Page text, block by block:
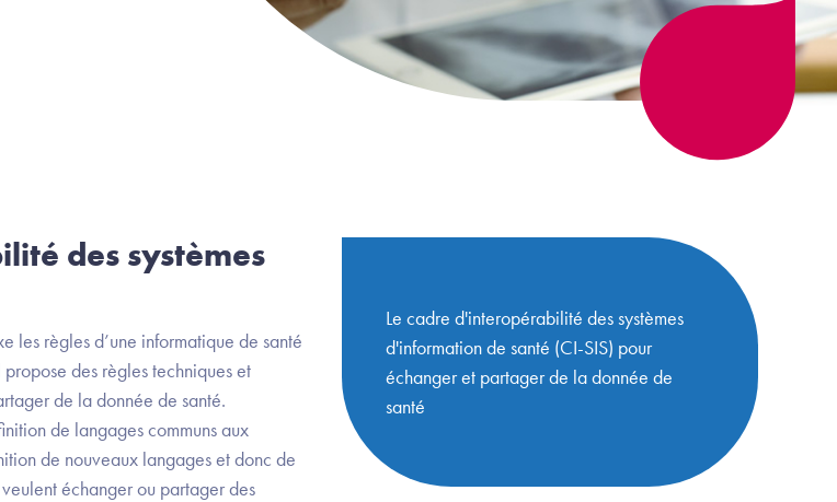
des systèmes
les règles d’une informatique de santé
des règles techniques et
de la donnée de santé.
de langages communs aux
de nouveaux langages et donc de
échanger ou partager des
Le cadre d'interopérabilité des systèmes
d'information de santé (CI-SIS) pour
échanger et partager de la donnée de
santé